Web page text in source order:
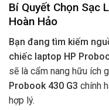
Bí Quyết Chọn Sạc
Hoàn Hảo
Bạn đang tìm kiếm
chiếc laptop HP
sẽ là cẩm nang hữu ích
Probook 430 G3 chính
hợp lý.